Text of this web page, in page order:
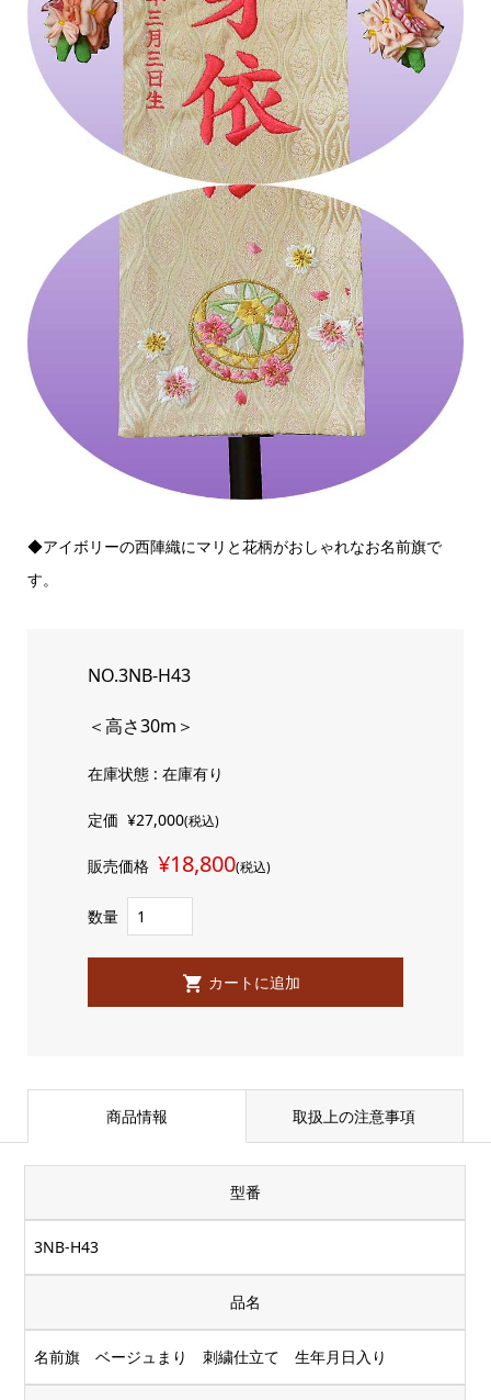
◆アイボリーの西陣織にマリと花柄がおしゃれなお名前旗で
す。
NO.3NB-H43
＜高さ30m＞
在庫状態 : 在庫有り
定価 ¥27,000(税込)
販売価格 ¥18,800(税込)
数量
商品情報 取扱上の注意事項
型番
3NB-H43
品名
名前旗 ベージュまり 刺繍仕立て 生年月日入り